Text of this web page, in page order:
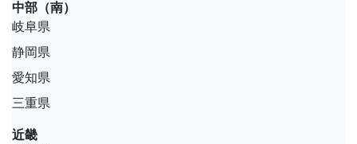
中部（南）
岐阜県
静岡県
愛知県
三重県
近畿